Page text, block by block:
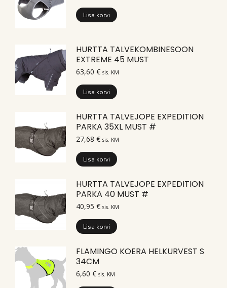
Lisa korvi
HURTTA TALVEKOMBINESOON
EXTREME 45 MUST
63,60 € sis. KM
Lisa korvi
HURTTA TALVEJOPE EXPEDITION
PARKA 35XL MUST #
27,68 € sis. KM
Lisa korvi
HURTTA TALVEJOPE EXPEDITION
PARKA 40 MUST #
40,95 € sis. KM
Lisa korvi
FLAMINGO KOERA HELKURVEST S
34CM
6,60 € sis. KM